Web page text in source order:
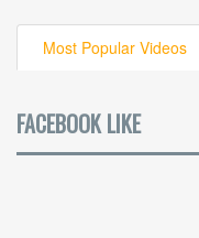
Most Popular Videos
FACEBOOK LIKE